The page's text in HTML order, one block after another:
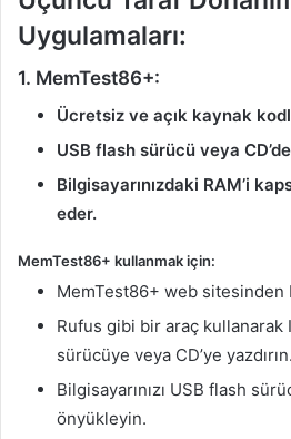
Uygulamaları:
1. MemTest86+:
Ücretsiz ve açık kaynak
USB flash sürücü veya
Bilgisayarınızdaki RAM’i
eder.
MemTest86+ kullanmak için:
MemTest86+ web sitesinden
Rufus gibi bir araç kullanarak
sürücüye veya CD’ye yazdırın.
Bilgisayarınızı USB flash
önyükleyin.